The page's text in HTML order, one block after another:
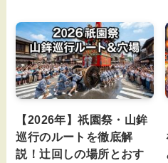
【2026年】祇園祭・山鉾
巡行のルートを徹底解
説！辻回しの場所とおす